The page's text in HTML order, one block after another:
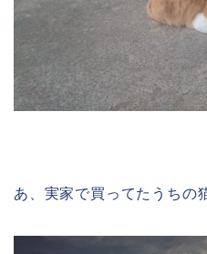
あ、実家で買ってたうちの